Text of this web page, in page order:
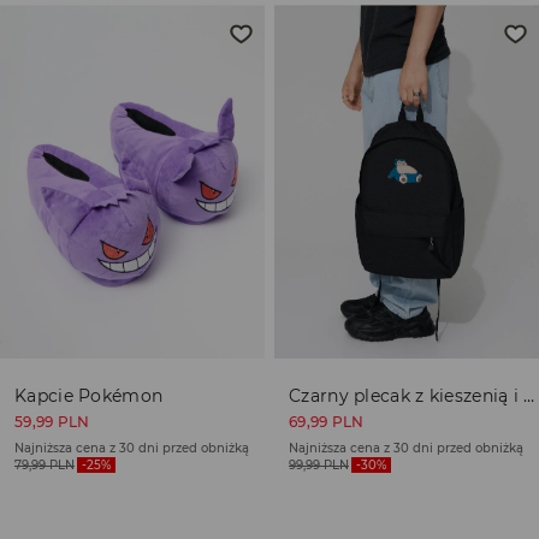
Kapcie Pokémon
59,99 PLN
Najniższa cena z 30 dni przed obniżką
79,99 PLN -25%
Czarny plecak z kieszenią i motywem Snorlaxa
69,99 PLN
Najniższa cena z 30 dni przed obniżką
99,99 PLN -30%
* Dla zamówień powyżej 140 PLN wszystkie opcje
Polityka zwrotów
Produkty możesz zwrócić za darmo w ciągu 30 dni w
każdym salonie stacjonarnym House lub nadając płatną
przesyłkę w Paczkomat® InPost, Orlen Paczka lub sklepie
Żabka (w tym celu wypełnij formularz online w Koncie